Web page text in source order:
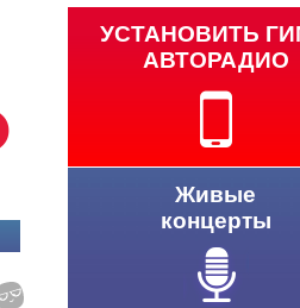
УСТАНОВИТЬ
АВТОРАДИО
Живые
концерты